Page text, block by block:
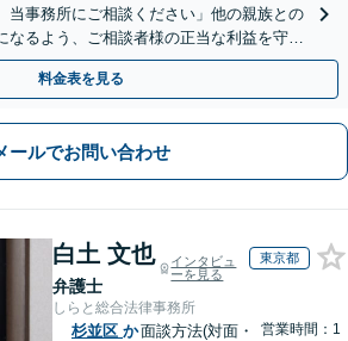
当事務所にご相談ください」他の親族との
なるよう、ご相談者様の正当な利益を守り
地点を探ります。
料金表を見る
ールでお問い合わせ
白土 文也
弁護士
インタビュ
ーを見る
東京都
しらと総合法律事務所
杉並区 か面談方法(対面・
営業時間：1